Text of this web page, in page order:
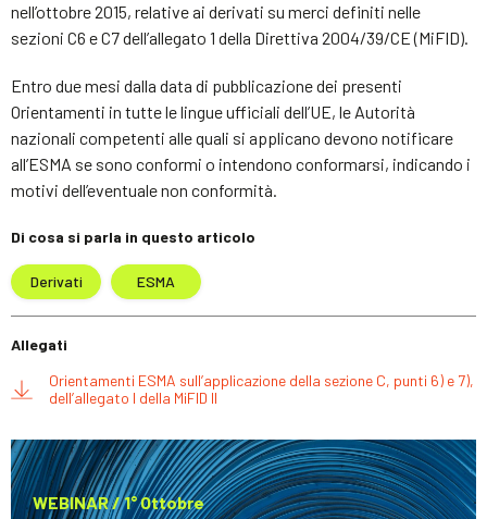
nell’ottobre 2015, relative ai derivati su merci definiti nelle
sezioni C6 e C7 dell’allegato 1 della Direttiva 2004/39/CE (MiFID).
Entro due mesi dalla data di pubblicazione dei presenti
Orientamenti in tutte le lingue ufficiali dell’UE, le Autorità
nazionali competenti alle quali si applicano devono notificare
all’ESMA se sono conformi o intendono conformarsi, indicando i
motivi dell’eventuale non conformità.
Di cosa si parla in questo articolo
Derivati ESMA
Allegati
Orientamenti ESMA sull’applicazione della sezione C, punti 6) e 7),
dell’allegato I della MiFID II
WEBINAR / 1° Ottobre